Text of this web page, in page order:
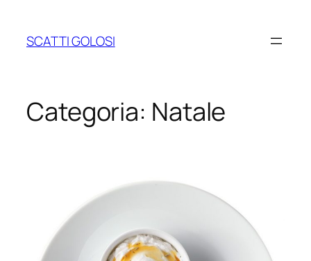
contenuto
SCATTI GOLOSI
Categoria: Natale